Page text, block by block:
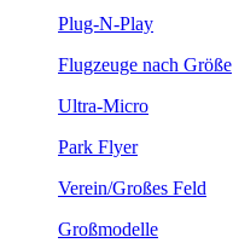
Plug-N-Play
Flugzeuge nach Größe
Ultra-Micro
Park Flyer
Verein/Großes Feld
Großmodelle